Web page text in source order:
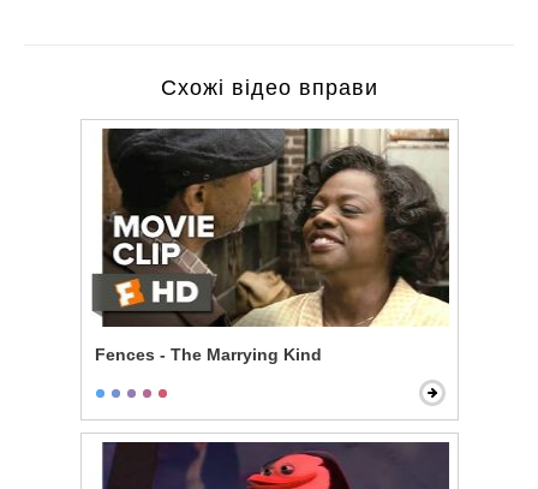
Схожі відео вправи
Fences - The Marrying Kind